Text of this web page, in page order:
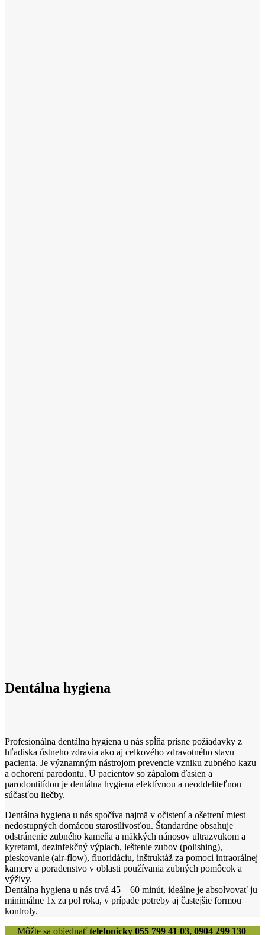
Dentálna hygiena
Profesionálna dentálna hygiena u nás spĺňa prísne požiadavky z
hľadiska ústneho zdravia ako aj celkového zdravotného stavu
pacienta. Je významným nástrojom prevencie vzniku zubného kazu
a ochorení parodontu. U pacientov so zápalom ďasien a
parodontitídou je dentálna hygiena efektívnou a neoddeliteľnou
súčasťou liečby.
Dentálna hygiena u nás spočíva najmä v očistení a ošetrení miest
nedostupných domácou starostlivosťou. Štandardne obsahuje
odstránenie zubného kameňa a mäkkých nánosov ultrazvukom a
kyretami, dezinfekčný výplach, leštenie zubov (polishing),
pieskovanie (air-flow), fluoridáciu, inštruktáž za pomoci intraorálnej
kamery a poradenstvo v oblasti používania zubných pomôcok a
výživy.
Dentálna hygiena u nás trvá 45 – 60 minút, ideálne je absolvovať ju
minimálne 1x za pol roka, v prípade potreby aj častejšie formou
kontroly.
Môžte sa objednať telefonicky 055 799 41 03, 0904 299 130